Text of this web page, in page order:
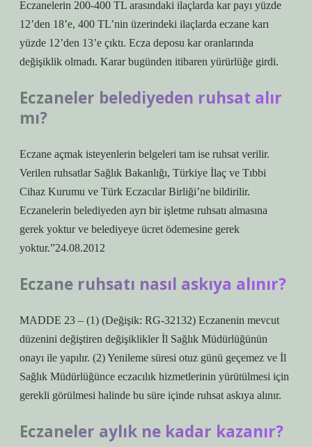
Eczanelerin 200-400 TL arasındaki ilaçlarda kar payı yüzde
12’den 18’e, 400 TL’nin üzerindeki ilaçlarda eczane karı
yüzde 12’den 13’e çıktı. Ecza deposu kar oranlarında
değişiklik olmadı. Karar bugünden itibaren yürürlüğe girdi.
Eczaneler belediyeden ruhsat alır
mı?
Eczane açmak isteyenlerin belgeleri tam ise ruhsat verilir.
Verilen ruhsatlar Sağlık Bakanlığı, Türkiye İlaç ve Tıbbi
Cihaz Kurumu ve Türk Eczacılar Birliği’ne bildirilir.
Eczanelerin belediyeden ayrı bir işletme ruhsatı almasına
gerek yoktur ve belediyeye ücret ödemesine gerek
yoktur.”24.08.2012
Eczane ruhsatı nasıl askıya alınır?
MADDE 23 – (1) (Değişik: RG-32132) Eczanenin mevcut
düzenini değiştiren değişiklikler İl Sağlık Müdürlüğünün
onayı ile yapılır. (2) Yenileme süresi otuz günü geçemez ve İl
Sağlık Müdürlüğünce eczacılık hizmetlerinin yürütülmesi için
gerekli görülmesi halinde bu süre içinde ruhsat askıya alınır.
Eczaneler aylık ne kadar kazanır?